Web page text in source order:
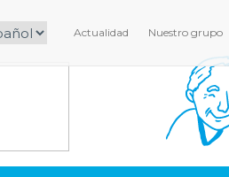
Actualidad Nuestro grupo